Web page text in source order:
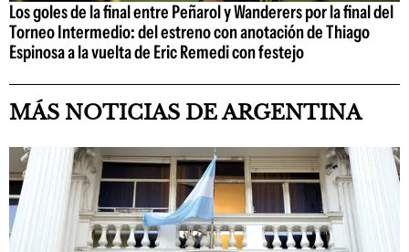
Los goles de la final entre Peñarol y Wanderers por la final del
Torneo Intermedio: del estreno con anotación de Thiago
Espinosa a la vuelta de Eric Remedi con festejo
MÁS NOTICIAS DE ARGENTINA